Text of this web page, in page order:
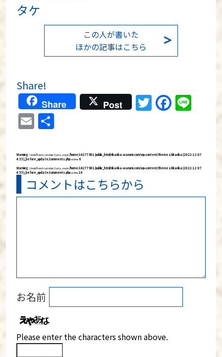
タケ
この人が書いた
ほかの記事はこちら
Share!
Share Post Twitter
Email
Warning: Undefined variable $aria_req in/home/c4277801/public_html/rikarika-warumi.com/wp-content/themes/rikarika (2022:12:07
4:55)_before_update/comments.phpon line 8
Warning: Undefined variable $aria_req in/home/c4277801/public_html/rikarika-warumi.com/wp-content/themes/rikarika (2022:12:07
4:55)_before_update/comments.phpon line10
コメントはこちらから
お名前
Please enter the characters shown above.